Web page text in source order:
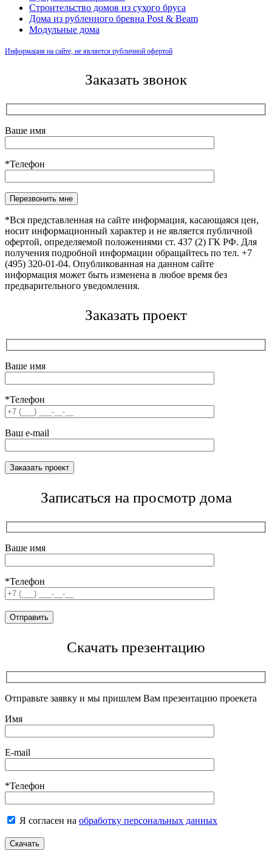
Строительство домов из сухого бруса
Дома из рубленного бревна Post & Beam
Модульные дома
Информация на сайте, не является публичной офертой
Заказать звонок
Ваше имя
*Телефон
*Вся представленная на сайте информация, касающаяся цен,
носит информационный характер и не является публичной
офертой, определяемой положениями ст. 437 (2) ГК РФ. Для
получения подробной информации обращайтесь по тел. +7
(495) 320-01-04. Опубликованная на данном сайте
информация может быть изменена в любое время без
предварительного уведомления.
Заказать проект
Ваше имя
*Телефон
Ваш e-mail
Записаться на просмотр дома
Ваше имя
*Телефон
Скачать презентацию
Отправьте заявку и мы пришлем Вам презентацию проекета
Имя
E-mail
*Телефон
Я согласен на обработку персональных данных